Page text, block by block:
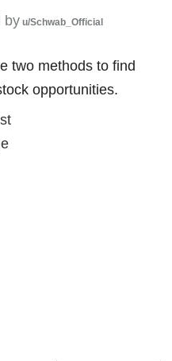
by u/Schwab_Official
two methods to find
opportunities.